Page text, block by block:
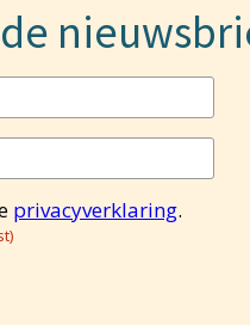
privacyverklaring.